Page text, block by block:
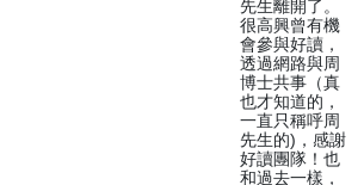
先生離開了。
很高興曾有機
會參與好讀，
透過網路與周
博士共事（真
也才知道的，
一直只稱呼周
先生的)，感謝
好讀團隊！也
和過去一樣，